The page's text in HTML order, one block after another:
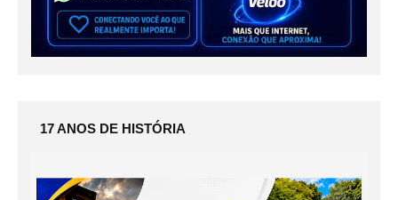
17 ANOS DE HISTÓRIA